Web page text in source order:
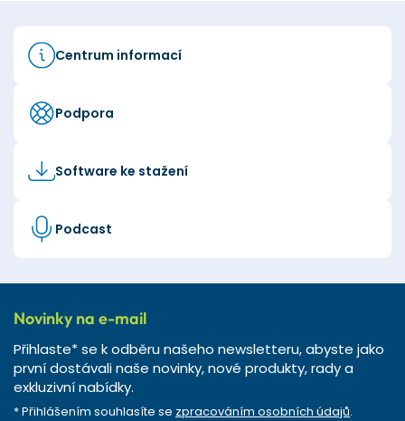
Centrum informací
Podpora
Software ke stažení
Podcast
Novinky na e-mail
Přihlaste* se k odběru našeho newsletteru, abyste jako
první dostávali naše novinky, nové produkty, rady a
exkluzivní nabídky.
* Přihlášením souhlasíte se zpracováním osobních údajů.